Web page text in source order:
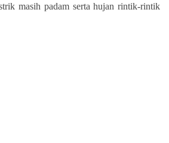
masih padam serta hujan rintik-rintik